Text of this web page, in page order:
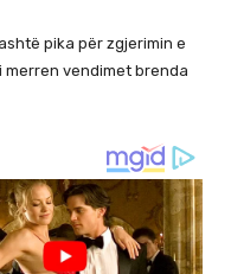
pika për zgjerimin e
merren vendimet brenda